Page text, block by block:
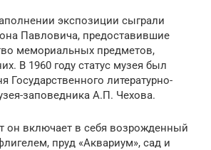
экспозиции сыграли
Павловича, предоставившие
мемориальных предметов,
В 1960 году статус музея был
Государственного литературно-
заповедника А.П. Чехова.
он включает в себя возрожденный
пруд «Аквариум», сад и